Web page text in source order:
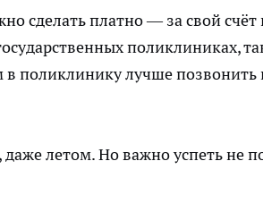
сделать платно — за свой счёт
поликлиниках,
поликлинику лучше позвонить
летом. Но важно успеть не